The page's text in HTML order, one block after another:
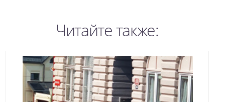
Читайте также: